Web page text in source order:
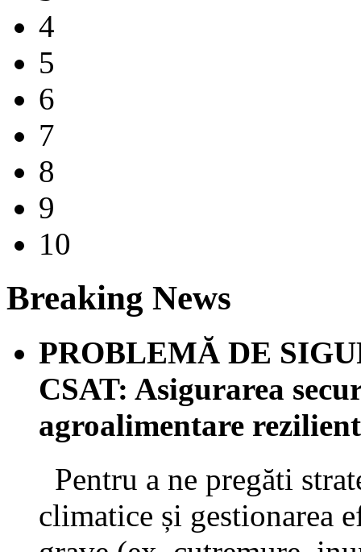
4
5
6
7
8
9
10
Breaking News
PROBLEMĂ DE
CSAT: Asigurarea
agroalimentare
Pentru a ne pregăti
climatice și gestionarea